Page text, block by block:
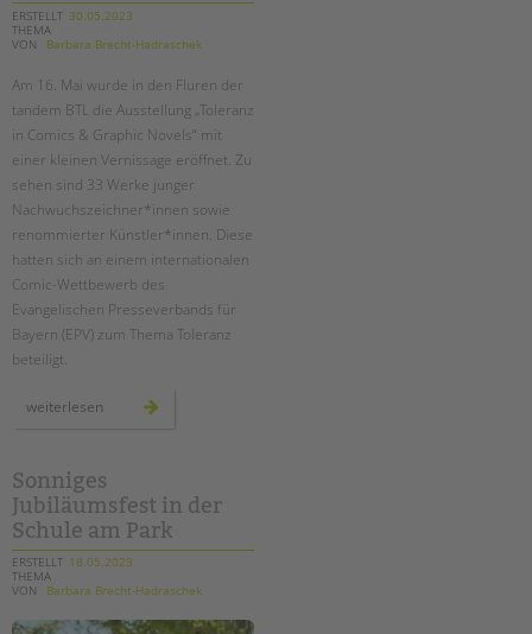
Schulbezogene Sozialarbeit
Tagesgruppen
HILFEN ZUR ERZIEHUNG
EINGLIEDERUNGSHILFE
BETREUTES WOHNEN
TANDEM BTL AKADEMIE
Zertfikatskurse
Seminarkalender
Seminarräume
STADTTEILARBEIT
Bereiche im Überblick
Kinder- und Jugendschutz
Unsere Videos
Gesellschafter VdK
Suchen
ERSTELLT 30.05.2023
THEMA
VON
Barbara Brecht-Hadraschek
Am 16. Mai wurde in den Fluren der
tandem BTL die Ausstellung „Toleranz
in Comics & Graphic Novels“ mit
einer kleinen Vernissage eröffnet. Zu
sehen sind 33 Werke junger
Nachwuchszeichner*innen sowie
renommierter Künstler*innen. Diese
hatten sich an einem internationalen
Comic-Wettbewerb des
Evangelischen Presseverbands für
Bayern (EPV) zum Thema Toleranz
beteiligt.
weiterlesen ausstellungseröffnung
„toleranz
graphic
novels"
Sonniges
Jubiläumsfest in der
Schule am Park
ERSTELLT 18.05.2023
THEMA
VON
Barbara Brecht-Hadraschek